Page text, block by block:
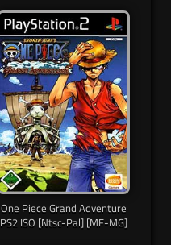
One Piece Grand Adventure
PS2 ISO [Ntsc-Pal] [MF-MG]